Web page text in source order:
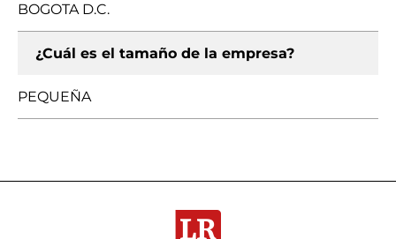
BOGOTA D.C.
¿Cuál es el tamaño de la empresa?
PEQUEÑA